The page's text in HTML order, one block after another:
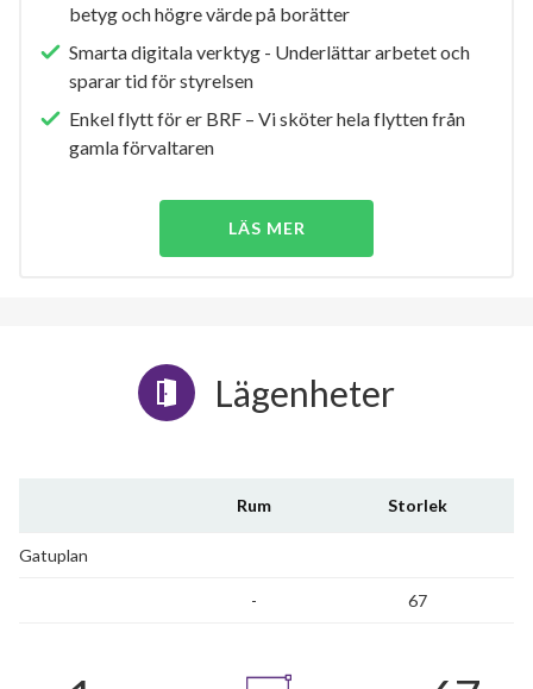
betyg och högre värde på borätter
Smarta digitala verktyg - Underlättar arbetet och
sparar tid för styrelsen
Enkel flytt för er BRF – Vi sköter hela flytten från
gamla förvaltaren
LÄS MER
Lägenheter
Rum Storlek
Gatuplan
- 67